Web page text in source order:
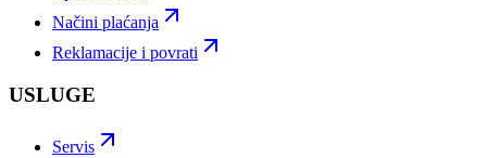
Načini plaćanja
Reklamacije i povrati
USLUGE
Servis